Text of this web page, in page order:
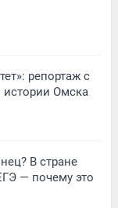
репортаж с
Омска
В стране
— почему это